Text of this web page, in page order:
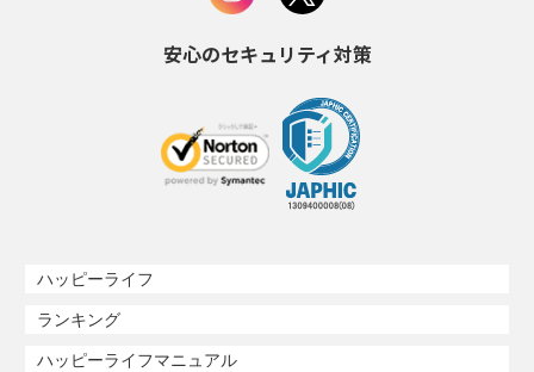
安心のセキュリティ対策
ハッピーライフ
ランキング
ハッピーライフマニュアル